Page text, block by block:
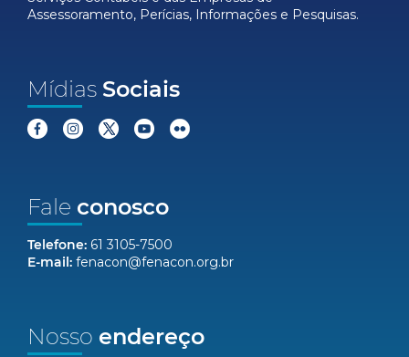
Assessoramento, Perícias, Informações e Pesquisas.
Mídias Sociais
Fale conosco
Telefone: 61 3105-7500
E-mail: fenacon@fenacon.org.br
Nosso endereço